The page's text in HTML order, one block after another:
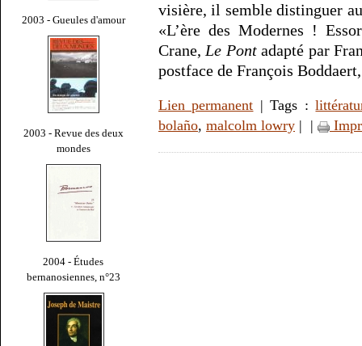
2003 - Gueules d'amour
2003 - Revue des deux
mondes
2004 - Études
bernanosiennes, n°23
visière, il semble distinguer
«L’ère des Modernes !
Crane, Le Pontadapté par
postface de François
Lien permanent | Tags :
bolaño, malcolm lowry | |